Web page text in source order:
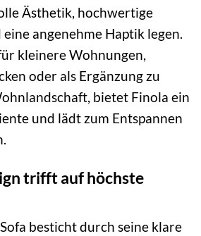
Ästhetik, hochwertige
angenehme Haptik legen.
kleinere Wohnungen,
oder als Ergänzung zu
bietet Finola ein
und lädt zum Entspannen
trifft auf höchste
besticht durch seine klare